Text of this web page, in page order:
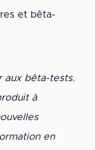
et bêta-
aux bêta-tests.
à
en